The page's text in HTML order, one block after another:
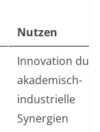
Nutzen
Innovation
akademisch-
industrielle
Synergien